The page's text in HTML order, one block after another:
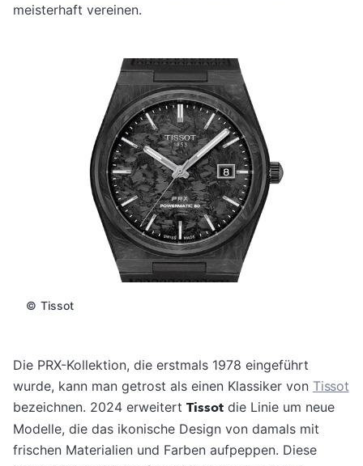
meisterhaft vereinen.
© Tissot
Die PRX-Kollektion, die erstmals 1978 eingeführt
wurde, kann man getrost als einen Klassiker von Tissot
bezeichnen. 2024 erweitert Tissot die Linie um neue
Modelle, die das ikonische Design von damals mit
frischen Materialien und Farben aufpeppen. Diese